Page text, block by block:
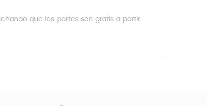
que los portes son gratis a partir